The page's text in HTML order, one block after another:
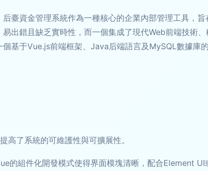
臺資金管理系統作為一種核心的企業內部管理工具，旨
出錯且缺乏實時性，而一個集成了現代Web前端技術
基于Vue.js前端框架、Java后端語言及MySQL數據庫
了系統的可維護性與可擴展性。
的組件化開發模式使得界面模塊清晰，配合Element UI